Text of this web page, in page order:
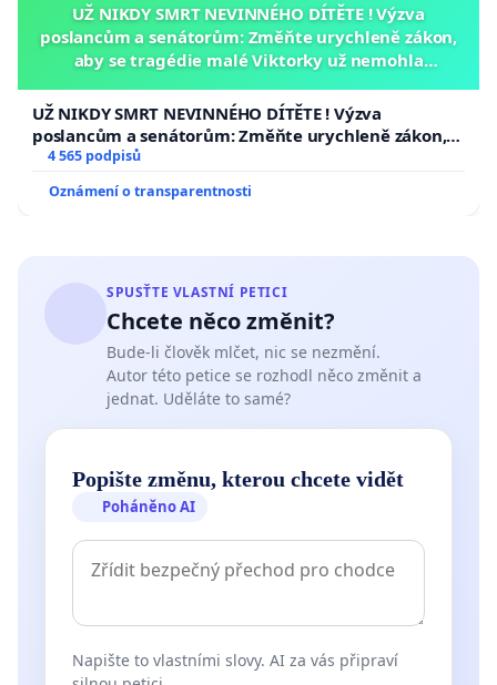
UŽ NIKDY SMRT NEVINNÉHO DÍTĚTE ! Výzva
poslancům a senátorům: Změňte urychleně zákon,
aby se tragédie malé Viktorky už nemohla
UŽ NIKDY SMRT NEVINNÉHO DÍTĚTE ! Výzva
poslancům a senátorům: Změňte urychleně zákon,
aby se tragédie malé Viktorky už nemohla opakovat!
4 565 podpisů
Oznámení o transparentnosti
SPUSŤTE VLASTNÍ PETICI
Chcete něco změnit?
Bude-li člověk mlčet, nic se nezmění.
Autor této petice se rozhodl něco změnit a
jednat. Uděláte to samé?
Popište změnu, kterou chcete vidět
Poháněno AI
Napište to vlastními slovy. AI za vás připraví